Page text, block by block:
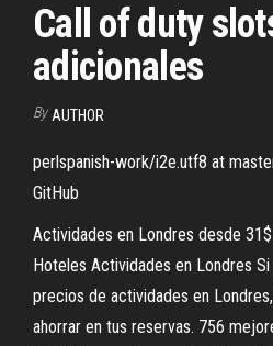
Call of duty
adicionales
By AUTHOR
perlspanish-work/i2e.utf8 at
GitHub
Actividades en Londres desde
Hoteles Actividades en Londres
precios de actividades en
ahorrar en tus reservas. 756